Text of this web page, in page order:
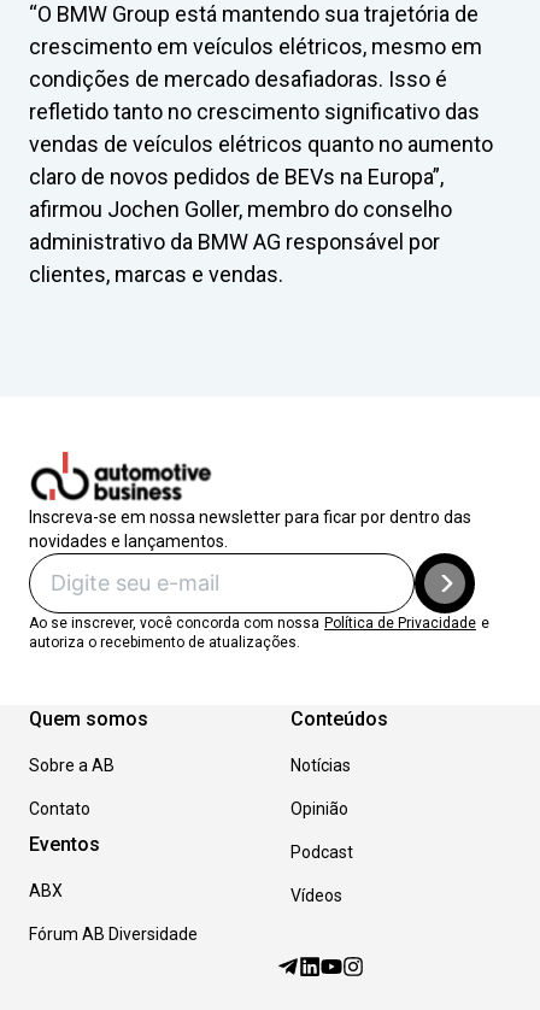
“O BMW Group está mantendo sua trajetória de
crescimento em veículos elétricos, mesmo em
condições de mercado desafiadoras. Isso é
refletido tanto no crescimento significativo das
vendas de veículos elétricos quanto no aumento
claro de novos pedidos de BEVs na Europa”,
afirmou Jochen Goller, membro do conselho
administrativo da BMW AG responsável por
clientes, marcas e vendas.
Inscreva-se em nossa newsletter para ficar por dentro das
novidades e lançamentos.
Ao se inscrever, você concorda com nossa Política de Privacidade e
autoriza o recebimento de atualizações.
Quem somos
Sobre a AB
Contato
Eventos
ABX
Fórum AB Diversidade
Conteúdos
Notícias
Opinião
Podcast
Vídeos